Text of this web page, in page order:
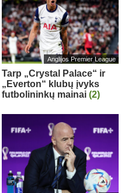
Anglijos Premier League
Tarp „Crystal Palace“ ir
„Everton“ klubų įvyks
futbolininkų mainai (2)